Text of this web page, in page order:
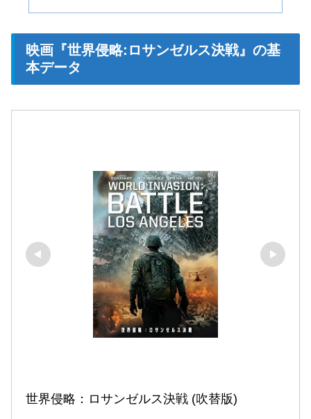
映画『世界侵略:ロサンゼルス決戦』の基
本データ
世界侵略：ロサンゼルス決戦 (吹替版)